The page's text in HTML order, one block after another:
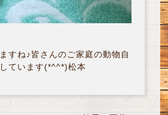
すね♪皆さんのご家庭の動物自
ています(*^^*)松本